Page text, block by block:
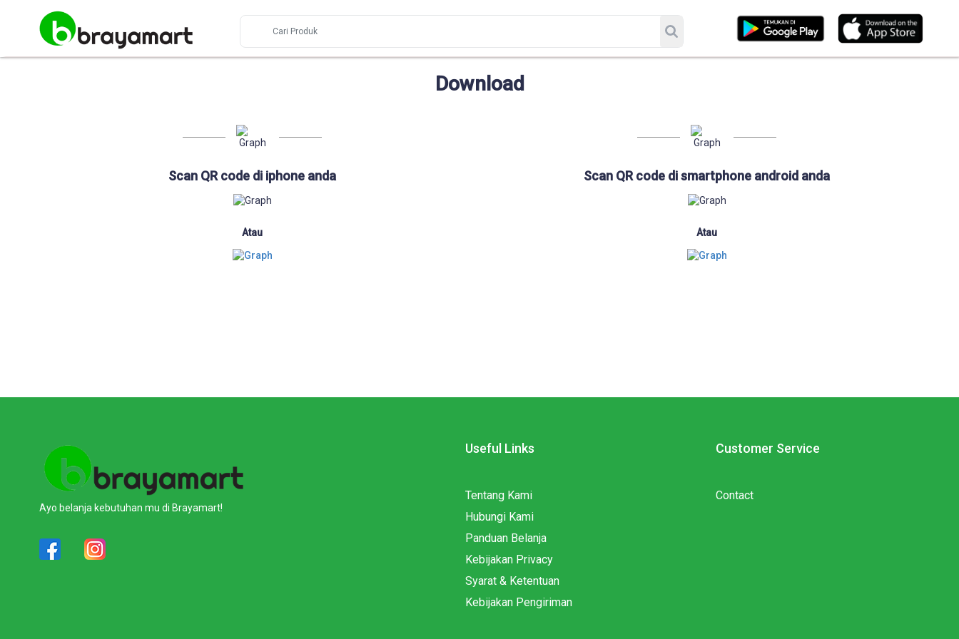
Download
Scan QR code di iphone anda
Atau
Scan QR code di smartphone android anda
Atau
Ayo belanja kebutuhan mu di Brayamart!
Useful Links
Tentang Kami
Hubungi Kami
Panduan Belanja
Kebijakan Privacy
Syarat & Ketentuan
Kebijakan Pengiriman
Customer Service
Contact